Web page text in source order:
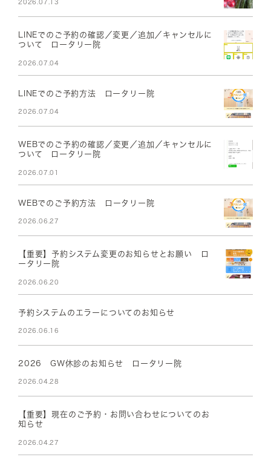
2026.07.13
LINEでのご予約の確認／変更／追加／キャンセルに
ついて ロータリー院
2026.07.04
LINEでのご予約方法 ロータリー院
2026.07.04
WEBでのご予約の確認／変更／追加／キャンセルに
ついて ロータリー院
2026.07.01
WEBでのご予約方法 ロータリー院
2026.06.27
【重要】予約システム変更のお知らせとお願い ロ
ータリー院
2026.06.20
予約システムのエラーについてのお知らせ
2026.06.16
2026 GW休診のお知らせ ロータリー院
2026.04.28
【重要】現在のご予約・お問い合わせについてのお
知らせ
2026.04.27